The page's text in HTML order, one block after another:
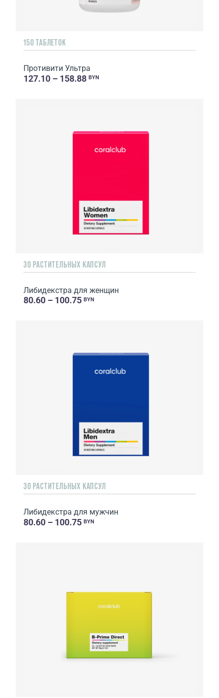
150 ТАБЛЕТОК
Противити Ультра
127.10 – 158.88 BYN
30 РАСТИТЕЛЬНЫХ КАПСУЛ
Либидекстра для женщин
80.60 – 100.75 BYN
30 РАСТИТЕЛЬНЫХ КАПСУЛ
Либидекстра для мужчин
80.60 – 100.75 BYN